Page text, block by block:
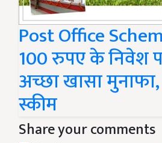
Post Office
100 रुपए के निवेश
अच्छा खासा
स्कीम
Share your comments